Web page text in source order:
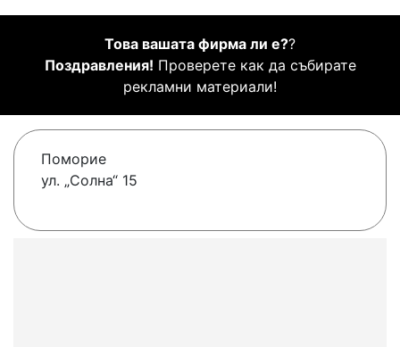
Това вашата фирма ли е??
Поздравления! Проверете как да събирате
рекламни материали!
Поморие
ул. „Солна“ 15